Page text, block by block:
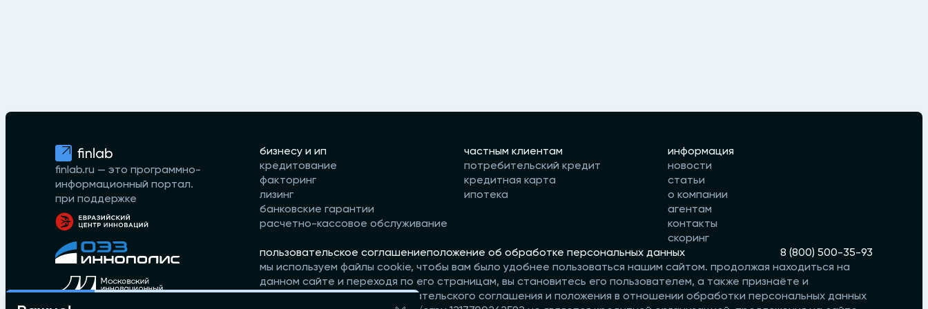
finlab.ru — это программно-
информационный портал.
при поддержке
бизнесу и ип
кредитование
факторинг
лизинг
банковские гарантии
расчетно-кассовое обслуживание
частным клиентам
потребительский кредит
кредитная карта
ипотека
информация
новости
статьи
о компании
агентам
контакты
скоринг
пользовательское соглашениеположение об обработке персональных данных
8 (800) 500-35-93
мы используем файлы cookie, чтобы вам было удобнее пользоваться нашим сайтом. продолжая находиться на
данном сайте и переходя по его страницам, вы становитесь его пользователем, а также признаёте и
принимаете условия пользовательского соглашения и положения в отношении обработки персональных данных